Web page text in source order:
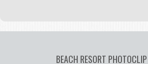
BEACH RESORT